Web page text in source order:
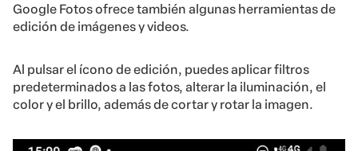
Google Fotos ofrece también algunas herramientas de
edición de imágenes y videos.
Al pulsar el ícono de edición, puedes aplicar filtros
predeterminados a las fotos, alterar la iluminación, el
color y el brillo, además de cortar y rotar la imagen.